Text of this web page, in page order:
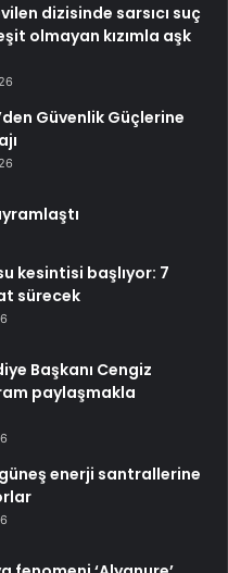
dizisinde sarsıcı suç
olmayan kızımla aşk
Güvenlik Güçlerine
kesintisi başlıyor: 7
sürecek
Başkanı Cengiz
paylaşmakla
enerji santrallerine